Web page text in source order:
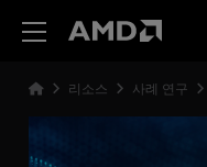
리소스 사례 연구